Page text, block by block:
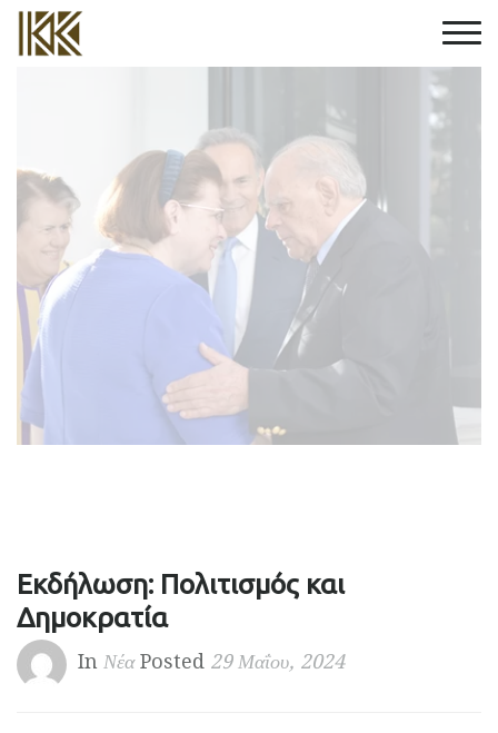
Εκδήλωση: Πολιτισμός και
Δημοκρατία
In ΝέαPosted 29 Μαΐου, 2024